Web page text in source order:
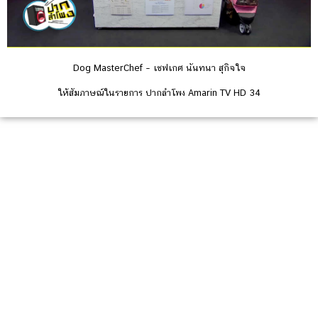
Dog MasterChef – เชฟเกศ นันทนา สุกิจใจ
ให้สัมภาษณ์ในรายการ ปากลำโพง Amarin TV HD 34